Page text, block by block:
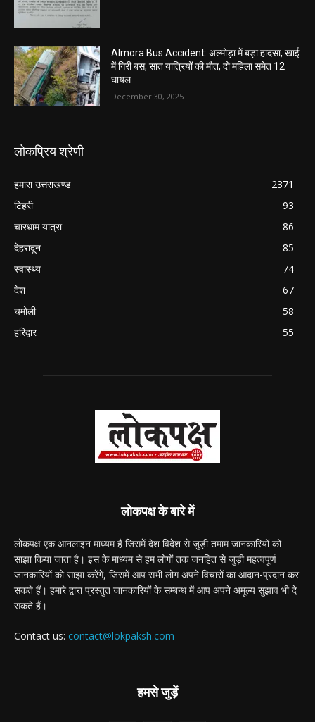
Almora Bus Accident: अल्मोड़ा में बड़ा हादसा, खाई
में गिरी बस, सात यात्रियों की मौत, दो महिला समेत 12
घायल
December 30, 2025
लोकप्रिय श्रेणी
हमारा उत्तराखण्ड
2371
टिहरी
93
चारधाम यात्रा
86
देहरादून
85
स्वास्थ्य
74
देश
67
चमोली
58
हरिद्वार
55
लोकपक्ष के बारे में
लोकपक्ष एक आनलाइन माध्यम है जिसमें देश विदेश से जुड़ी तमाम जानकारियों को
साझा किया जाता है। इस के माध्यम से हम लोगों तक जनहित से जुड़ी महत्वपूर्ण
जानकारियों को साझा करेंगे, जिसमें आप सभी लोग अपने विचारों का आदान-प्रदान कर
सकते हैं। हमारे द्वारा प्रस्तुत जानकारियों के सम्बन्ध में आप अपने अमूल्य सुझाव भी दे
सकते हैं।
Contact us: contact@lokpaksh.com
हमसे जुड़ें